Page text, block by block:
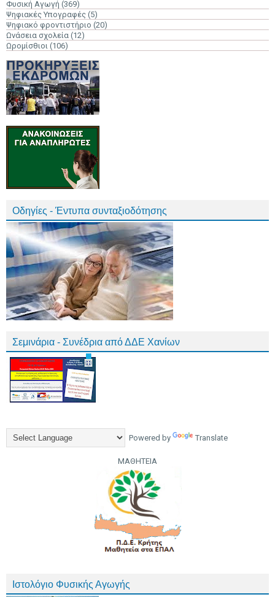
Φυσική Αγωγή (369)
Ψηφιακές Υπογραφές (5)
Ψηφιακό φροντιστήριο (20)
Ωνάσεια σχολεία (12)
Ωρομίσθιοι (106)
Οδηγίες - Έντυπα συνταξιοδότησης
Σεμινάρια - Συνέδρια από ΔΔΕ Χανίων
Powered by Translate
ΜΑΘΗΤΕΙΑ
Ιστολόγιο Φυσικής Αγωγής